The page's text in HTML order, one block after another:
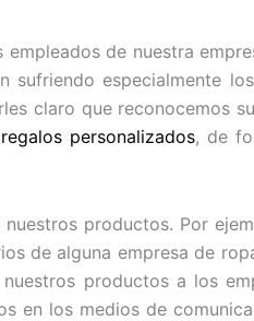
de nuestra
especialmente
claro que reconocemos
regalos personalizados, de
productos. Por
de alguna empresa de
productos a los
en los medios de